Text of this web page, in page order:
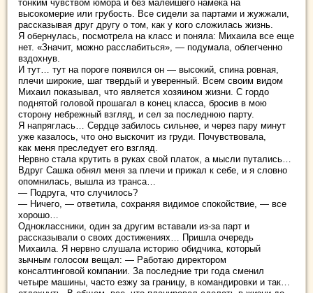
тонким чувством юмора и без малейшего намека на
высокомерие или грубость. Все сидели за партами и жужжали,
рассказывая друг другу о том, как у кого сложилась жизнь.
Я обернулась, посмотрела на класс и поняла: Михаила все еще
нет. «Значит, можно расслабиться», — подумала, облегченно
вздохнув.
И тут… тут на пороге появился он — высокий, спина ровная,
плечи широкие, шаг твердый и уверенный. Всем своим видом
Михаил показывал, что является хозяином жизни. С гордо
поднятой головой прошагал в конец класса, бросив в мою
сторону небрежный взгляд, и сел за последнюю парту.
Я напряглась… Сердце забилось сильнее, и через пару минут
уже казалось, что оно выскочит из груди. Почувствовала,
как меня преследует его взгляд.
Нервно стала крутить в руках свой платок, а мысли путались…
Вдруг Сашка обнял меня за плечи и прижал к себе, и я словно
опомнилась, вышла из транса…
— Подруга, что случилось?
— Ничего, — ответила, сохраняя видимое спокойствие, — все
хорошо…
Одноклассники, один за другим вставали из-за парт и
рассказывали о своих достижениях… Пришла очередь
Михаила. Я нервно слушала историю обидчика, который
зычным голосом вещал: — Работаю директором
консалтинговой компании. За последние три года сменил
четыре машины, часто езжу за границу, в командировки и так…